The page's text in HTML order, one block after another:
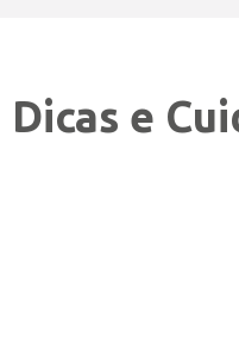
Dicas e